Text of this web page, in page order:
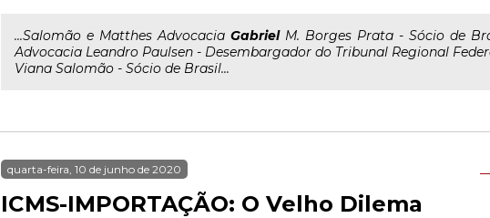
...Salomão e Matthes Advocacia GabrielM. Borges Prata - Sócio de
Advocacia Leandro Paulsen - Desembargador do Tribunal Regional
Viana Salomão - Sócio de Brasil...
quarta-feira, 10 de junho de 2020
ICMS-IMPORTAÇÃO: O Velho Dilema